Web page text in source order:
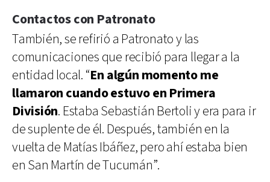
Contactos con Patronato
También, se refirió a Patronato y las
comunicaciones que recibió para llegar a la
entidad local. “En algún momento me
llamaron cuando estuvo en Primera
División. Estaba Sebastián Bertoli y era para ir
de suplente de él. Después, también en la
vuelta de Matías Ibáñez, pero ahí estaba bien
en San Martín de Tucumán”.